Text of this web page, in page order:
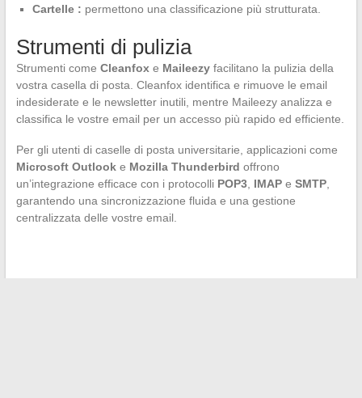
Cartelle : permettono una classificazione più strutturata.
Strumenti di pulizia
Strumenti come Cleanfoxe Maileezyfacilitano la pulizia della
vostra casella di posta. Cleanfox identifica e rimuove le email
indesiderate e le newsletter inutili, mentre Maileezy analizza e
classifica le vostre email per un accesso più rapido ed efficiente.
Per gli utenti di caselle di posta universitarie, applicazioni come
Microsoft Outlooke Mozilla Thunderbird offrono
un’integrazione efficace con i protocolli POP3, IMAPe SMTP,
garantendo una sincronizzazione fluida e una gestione
centralizzata delle vostre email.